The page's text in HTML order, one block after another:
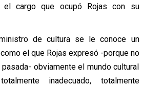
el cargo que ocupó Rojas con su
de cultura se le conoce un
el que Rojas expresó -porque no
obviamente el mundo cultural
inadecuado, totalmente